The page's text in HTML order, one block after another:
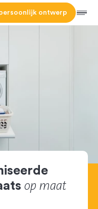
ontwerp Menu
op maat